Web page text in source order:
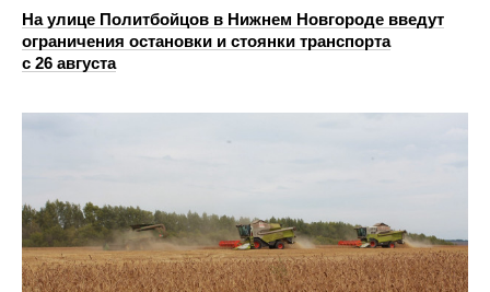
На улице Политбойцов в Нижнем Новгороде введут
ограничения остановки и стоянки транспорта
с 26 августа